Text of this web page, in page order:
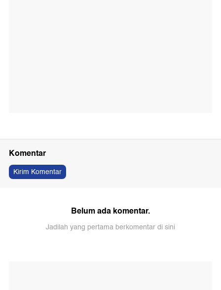
Komentar
Kirim Komentar
Belum ada komentar.
Jadilah yang pertama berkomentar di sini